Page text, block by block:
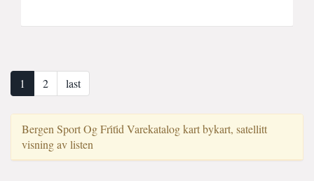
1 2 last
Bergen Sport Og Fri̇ti̇d Varekatalog kart bykart, satellitt
visning av listen